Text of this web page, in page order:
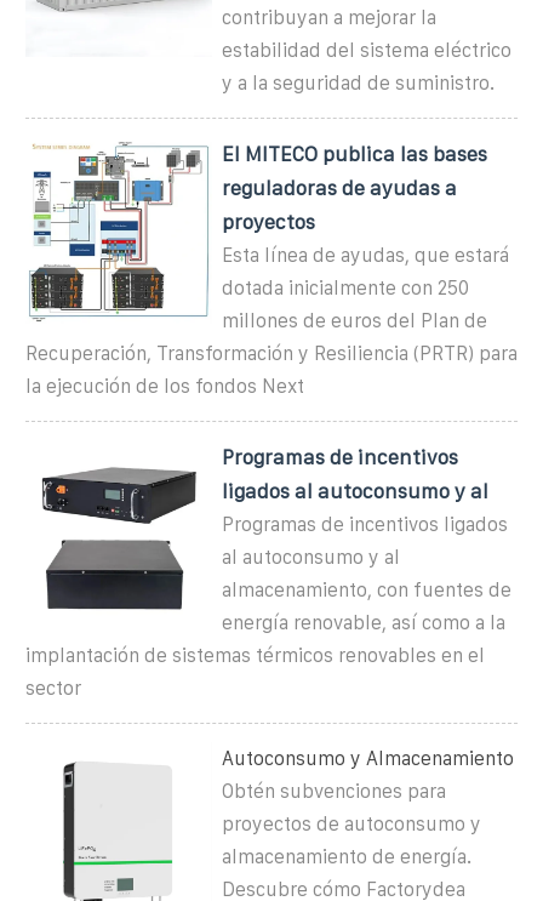
contribuyan a mejorar la
estabilidad del sistema eléctrico
y a la seguridad de suministro.
El MITECO publica las bases
reguladoras de ayudas a
proyectos
Esta línea de ayudas, que estará
dotada inicialmente con 250
millones de euros del Plan de
Recuperación, Transformación y Resiliencia (PRTR) para
la ejecución de los fondos Next
Programas de incentivos
ligados al autoconsumo y al
Programas de incentivos ligados
al autoconsumo y al
almacenamiento, con fuentes de
energía renovable, así como a la
implantación de sistemas térmicos renovables en el
sector
Autoconsumo y Almacenamiento
Obtén subvenciones para
proyectos de autoconsumo y
almacenamiento de energía.
Descubre cómo Factorydea